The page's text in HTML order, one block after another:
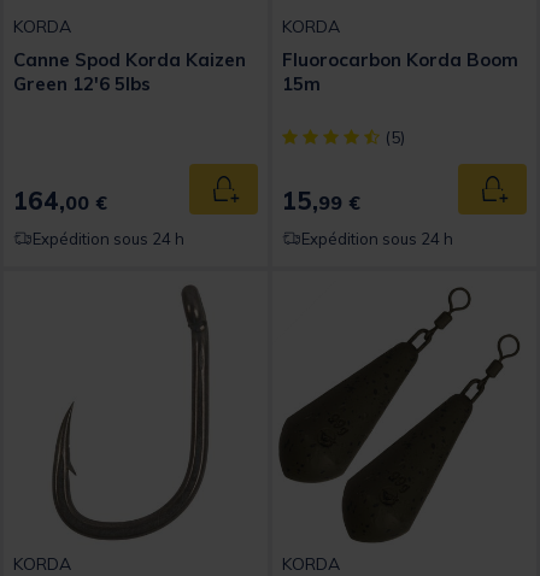
KORDA
Canne Spod Korda Kaizen
Green 12'6 5lbs
164,00 € Ajouter au panier
Expédition sous 24 h
KORDA
Fluorocarbon Korda Boom
15m
[object Object] out of 5
(5)
15,99 €
Expédition sous 24 h
KORDA KORDA